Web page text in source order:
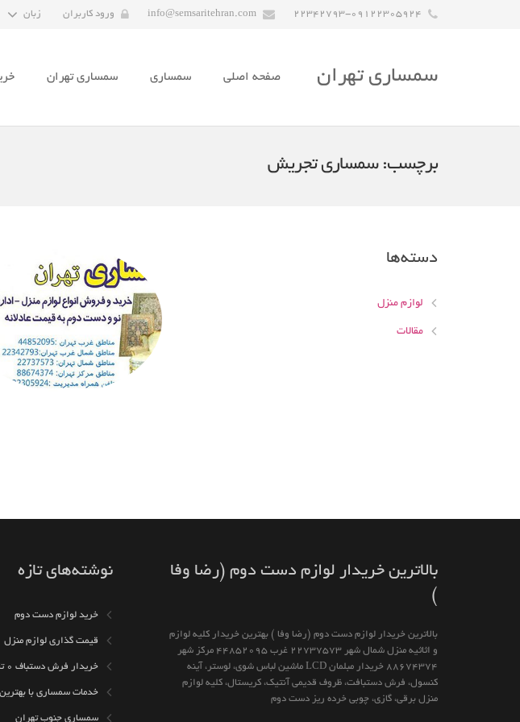
22342793-09122305924
info@semsaritehran.com ورود کاربران زبان
سمساری تهران صفحه اصلی سمساری سمساری تهران
برچسب:سمساری تجریش
دسته‌ها
لوازم منزل
مقالات
بالاترين خريدار لوازم دست دوم (رضا وفا
)
بالاترين خريدار لوازم دست دوم (رضا وفا ) بهترین خريدار كليه لوازم
و اثاثیه منزل شمال شهر 22737573 غرب 44852095 مركز شهر
88674374 خريدار مبلمان LCD ماشين لباس شوى، لوستر، آينه
كنسول، فرش دستبافت، ظروف قديمى آنتيك، كريستال، كليه لوازم
منزل برقى، گازى، چوبى خرده ريز دست دوم
نوشته‌های تازه
خرید لوازم دست دوم
قیمت گذاری لوازم منزل
خریدار فرش دستباف ۰ تا ۱۰۰ در تهران
خدمات سمساری با
سمساری جنوب تهران